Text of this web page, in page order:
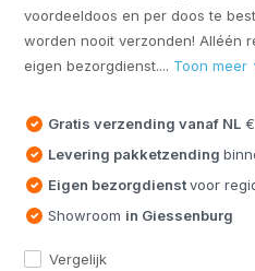
voordeeldoos en per doos te
worden nooit verzonden! Alléén
eigen bezorgdienst.... Toon meer
Gratis verzending vanaf NL
Levering pakketzending
Eigen bezorgdienstvoor
Showroom in Giessenburg
Vergelijk